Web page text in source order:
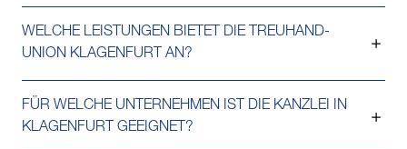
WELCHE LEISTUNGEN BIETET DIE TREUHAND-
UNION KLAGENFURT AN?
FÜR WELCHE UNTERNEHMEN IST DIE KANZLEI IN
KLAGENFURT GEEIGNET?